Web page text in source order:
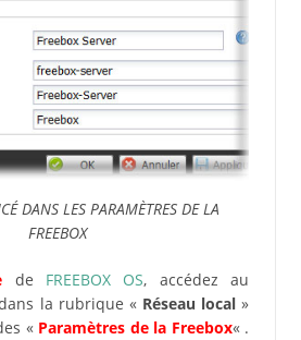
DANS LES PARAMÈTRES DE LA
FREEBOX
de FREEBOX OS, accédez au
la rubrique « Réseau local »
« Paramètres de la Freebox« .